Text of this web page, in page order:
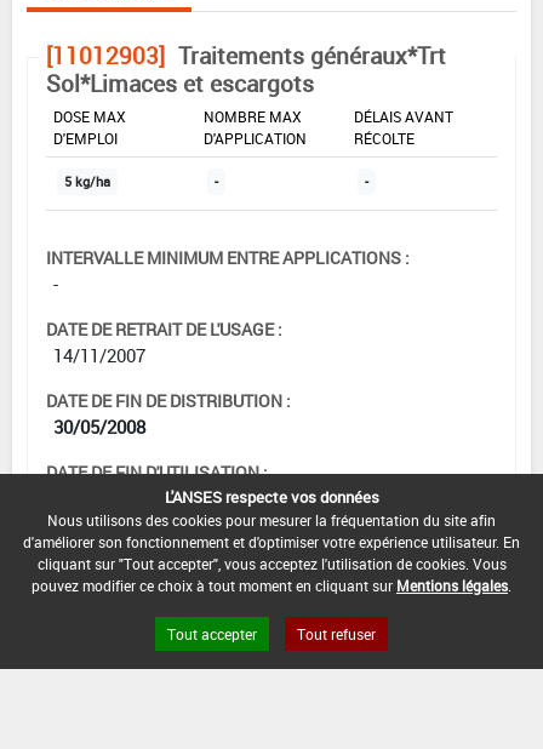
[11012903] Traitements généraux*Trt
Sol*Limaces et escargots
DOSE MAX
D'EMPLOI
NOMBRE MAX
D'APPLICATION
DÉLAIS AVANT
RÉCOLTE
5 kg/ha - -
INTERVALLE MINIMUM ENTRE APPLICATIONS :
-
DATE DE RETRAIT DE L'USAGE :
14/11/2007
DATE DE FIN DE DISTRIBUTION :
30/05/2008
DATE DE FIN D'UTILISATION :
L'ANSES respecte vos données
Nous utilisons des cookies pour mesurer la fréquentation du site afin
d'améliorer son fonctionnement et d'optimiser votre expérience utilisateur. En
cliquant sur "Tout accepter", vous acceptez l'utilisation de cookies. Vous
pouvez modifier ce choix à tout moment en cliquant sur Mentions légales
Tout accepter Tout refuser